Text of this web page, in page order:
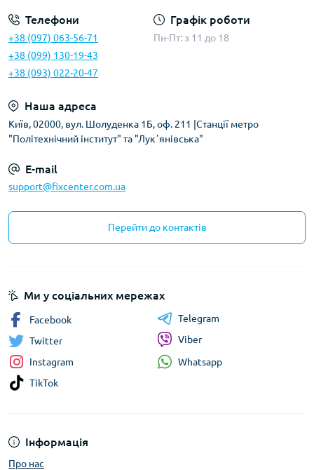
Телефони
+38 (097) 063-56-71
+38 (099) 130-19-43
+38 (093) 022-20-47
Графік роботи
Пн-Пт: з 11 до 18
Наша адреса
Київ, 02000, вул. Шолуденка 1Б, оф. 211 |Станції метро
"Політехнічний інститут" та "Лукʼянівська"
E-mail
support@fixcenter.com.ua
Перейти до контактів
Інформація
Про нас
Ми у соціальних мережах
Facebook
Twitter
Instagram
TikTok
Telegram
Viber
Whatsapp